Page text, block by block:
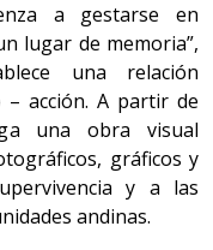
a gestarse en
lugar de memoria”,
una relación
acción. A partir de
una obra visual
gráficos y
y a las
andinas.